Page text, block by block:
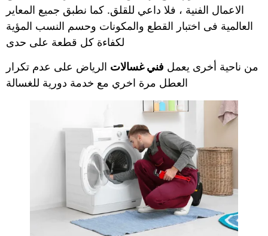
الاعمال الفنية ، فلا داعي للقلق. كما نطبق جميع المعاير
العالمية فى اختبار القطع والمكونات وحسم النسب المؤية
لكفاءة كل قطعة على حدى
من ناحية أخرى يعمل فني غسالات الرياض على عدم تكرار
العطل مرة اخري مع خدمة دورية للغسالة